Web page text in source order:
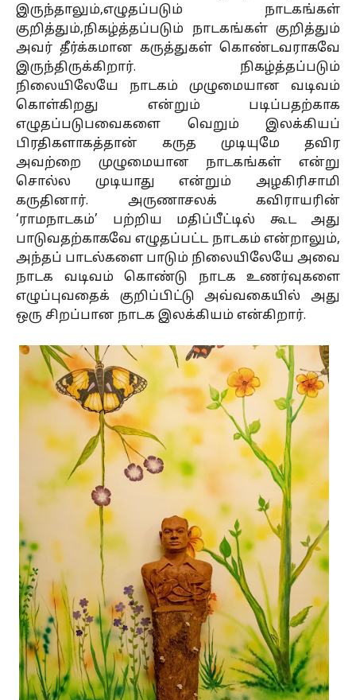
இருந்தாலும்,எழுதப்படும் நாடகங்கள்
குறித்தும்,நிகழ்த்தப்படும் நாடகங்கள் குறித்தும்
அவர் தீர்க்கமான கருத்துகள் கொண்டவராகவே
இருந்திருக்கிறார். நிகழ்த்தப்படும்
நிலையிலேயே நாடகம் முழுமையான வடிவம்
கொள்கிறது என்றும் படிப்பதற்காக
எழுதப்படுபவைகளை வெறும் இலக்கியப்
பிரதிகளாகத்தான் கருத முடியுமே தவிர
அவற்றை முழுமையான நாடகங்கள் என்று
சொல்ல முடியாது என்றும் அழகிரிசாமி
கருதினார். அருணாசலக் கவிராயரின்
‘ராமநாடகம்’ பற்றிய மதிப்பீட்டில் கூட அது
பாடுவதற்காகவே எழுதப்பட்ட நாடகம் என்றாலும்,
அந்தப் பாடல்களை பாடும் நிலையிலேயே அவை
நாடக வடிவம் கொண்டு நாடக உணர்வுகளை
எழுப்புவதைக் குறிப்பிட்டு அவ்வகையில் அது
ஒரு சிறப்பான நாடக இலக்கியம் என்கிறார்.